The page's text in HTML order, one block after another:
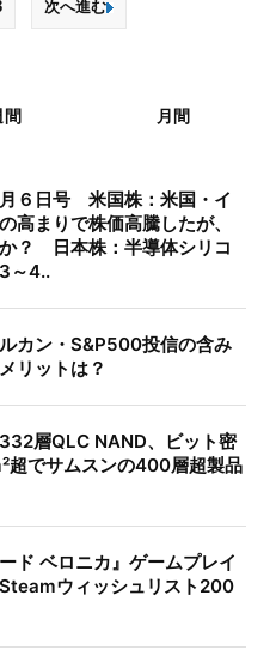
次へ進む
間 月間
６日号 米国株：米国・イ
高まりで株価高騰したが、
？ 日本株：半導体シリコ
～4..
カン・S&P500投信の含み
リットは？
層QLC NAND、ビット密
超でサムスンの400層超製品
ド ベロニカ』ゲームプレイ
ウィッシュリスト200